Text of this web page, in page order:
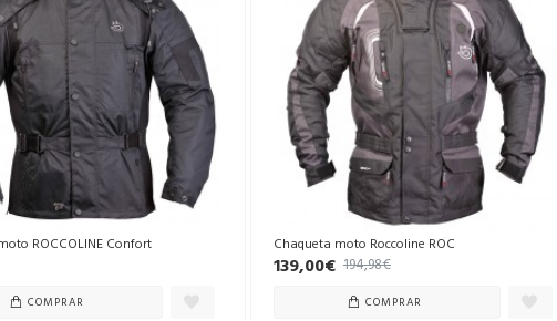
ROCCOLINE Confort
COMPRAR
Chaqueta moto Roccoline ROC
139,00€ 194,98€
COMPRAR